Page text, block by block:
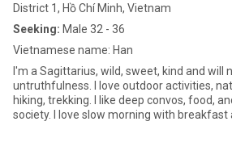
District 1, Hồ Chí Minh, Vietnam
Seeking: Male 32 - 36
Vietnamese name: Han
I'm a Sagittarius, wild, sweet, kind and will
untruthfulness. I love outdoor activities,
hiking, trekking. I like deep convos, food,
society. I love slow morning with breakfast